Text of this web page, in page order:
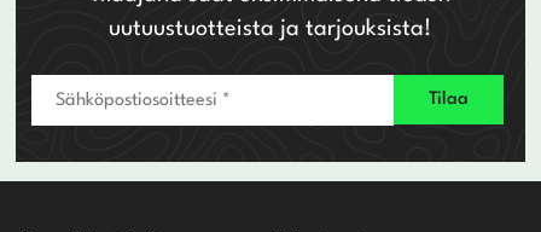
uutuustuotteista ja tarjouksista!